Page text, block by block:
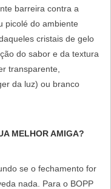
barreira contra a
picolé do ambiente
cristais de gelo
do sabor e da textura
transparente,
da luz) ou branco
MELHOR AMIGA?
se o fechamento for
nada. Para o BOPP